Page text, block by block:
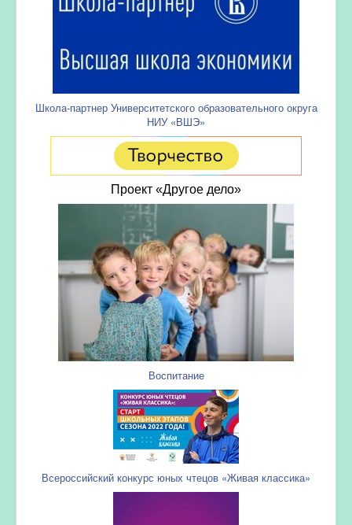
Школа-партнер Университетского образовательного округа
НИУ «ВШЭ»
Проект «Другое дело»
Воспитание
Всероссийский конкурс юных чтецов «Живая классика»